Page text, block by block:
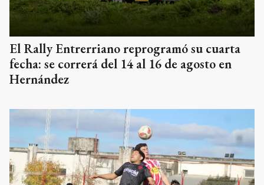
El Rally Entrerriano reprogramó su cuarta
fecha: se correrá del 14 al 16 de agosto en
Hernández